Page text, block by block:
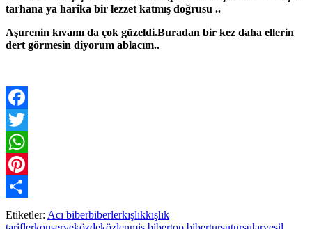
tarhana ya harika bir lezzet katmış doğrusu ..
Aşurenin kıvamı da çok güzeldi.Buradan bir kez daha ellerin
dert görmesin diyorum ablacım..
Facebook
Twitter
WhatsApp
Pinterest
Paylaş
Etiketler: Acı biberbiberlerkışlıkkışlık